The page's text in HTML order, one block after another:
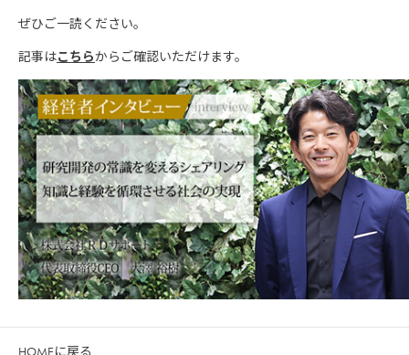
ぜひご一読ください。
記事はこちらからご確認いただけます。
HOMEに戻る